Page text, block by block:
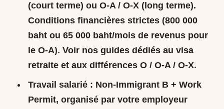
(court terme) ou O-A / O-X (long terme).
Conditions financières strictes (800 000
baht ou 65 000 baht/mois de revenus pour
le O-A). Voir nos guides dédiés au visa
retraite et aux différences O / O-A / O-X.
Travail salarié: Non-Immigrant B + Work
Permit, organisé par votre employeur